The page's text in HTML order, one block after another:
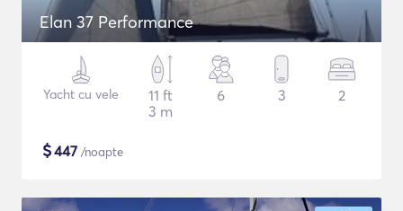
Elan 37 Performance
Yacht cu vele
11 ft
3 m
6 3 2
$447 /noapte